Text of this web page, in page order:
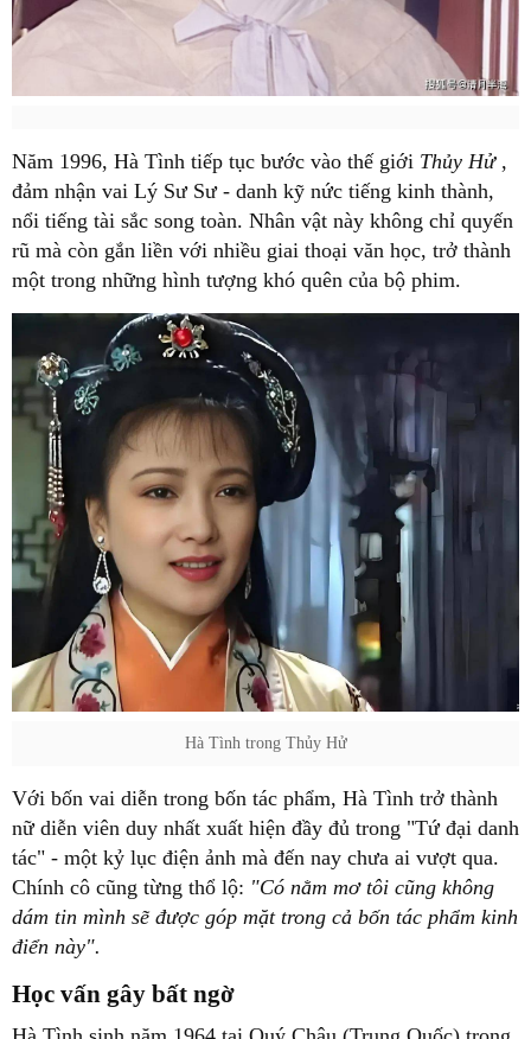
Năm 1996, Hà Tình tiếp tục bước vào thế giới Thủy Hử ,
đảm nhận vai Lý Sư Sư - danh kỹ nức tiếng kinh thành,
nổi tiếng tài sắc song toàn. Nhân vật này không chỉ quyến
rũ mà còn gắn liền với nhiều giai thoại văn học, trở thành
một trong những hình tượng khó quên của bộ phim.
Hà Tình trong Thủy Hử
Với bốn vai diễn trong bốn tác phẩm, Hà Tình trở thành
nữ diễn viên duy nhất xuất hiện đầy đủ trong "Tứ đại danh
tác" - một kỷ lục điện ảnh mà đến nay chưa ai vượt qua.
Chính cô cũng từng thổ lộ: "Có nằm mơ tôi cũng không
dám tin mình sẽ được góp mặt trong cả bốn tác phẩm kinh
điển này".
Học vấn gây bất ngờ